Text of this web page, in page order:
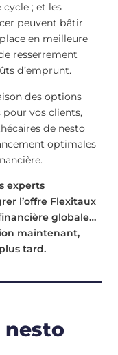
; et les
peuvent bâtir
en meilleure
resserrement
d’emprunt.
des options
pour vos clients,
de nesto
optimales
experts
l’offre Flexitaux
globale…
maintenant,
tard.
nesto